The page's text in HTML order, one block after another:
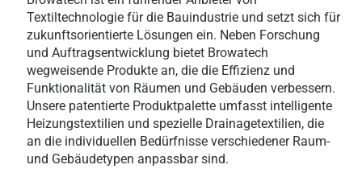
Textiltechnologie für die Bauindustrie und setzt sich für
zukunftsorientierte Lösungen ein. Neben Forschung
und Auftragsentwicklung bietet Browatech
wegweisende Produkte an, die die Effizienz und
Funktionalität von Räumen und Gebäuden verbessern.
Unsere patentierte Produktpalette umfasst intelligente
Heizungstextilien und spezielle Drainagetextilien, die
an die individuellen Bedürfnisse verschiedener Raum-
und Gebäudetypen anpassbar sind.